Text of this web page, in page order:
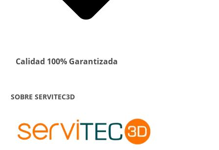
Calidad 100% Garantizada
SOBRE SERVITEC3D